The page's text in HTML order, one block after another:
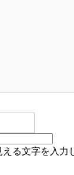
る文字を入力